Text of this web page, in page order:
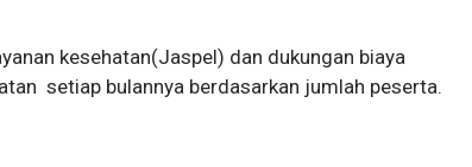
kesehatan(Jaspel) dan dukungan biaya
setiap bulannya berdasarkan jumlah peserta.